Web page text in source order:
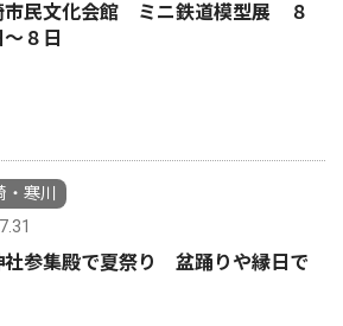
市民文化会館 ミニ鉄道模型展 ８
８日
寒川
社参集殿で夏祭り 盆踊りや縁日で